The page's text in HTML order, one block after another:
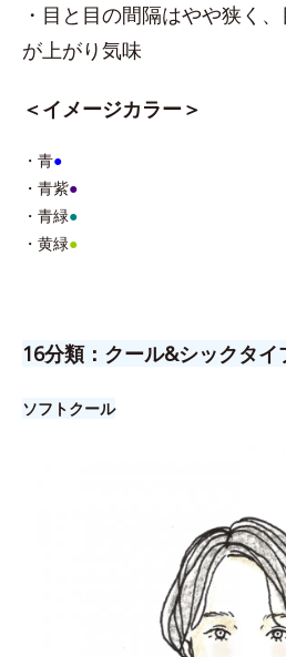
・目と目の間隔はやや狭く
が上がり気味
＜イメージカラー＞
・青●
・青紫●
・青緑●
・黄緑●
16分類：クール&シックタイ
ソフトクール